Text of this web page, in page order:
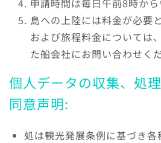
島への上陸には料金が必要
および旅程料金については
た船会社にお問い合わせく
個人データの収集、処
同意声明:
処は観光発展条例に基づき各